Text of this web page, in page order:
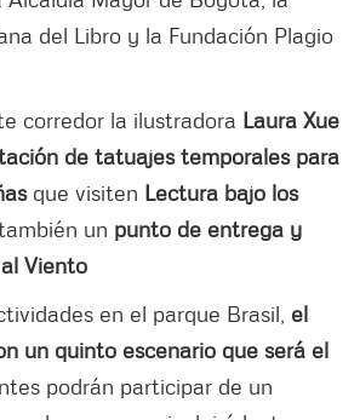
del Libro y la Fundación Plagio
corredor la ilustradora Laura Xue
de tatuajes temporales para
que visiten Lectura bajo los
un punto de entrega y
Viento
en el parque Brasil, el
un quinto escenario que será el
podrán participar de un